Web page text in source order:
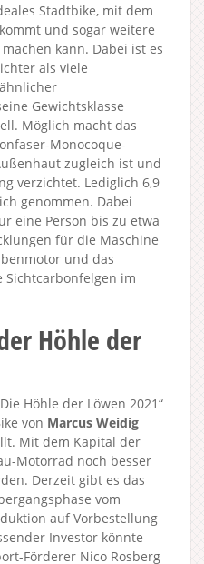
Stadtbike, mit dem
und sogar weitere
kann. Dabei ist es
als viele
Gewichtsklasse
Möglich macht das
Monocoque-
zugleich ist und
verzichtet. Lediglich 6,9
genommen. Dabei
eine Person bis zu etwa
für die Maschine
und das
im
Höhle der
Höhle der Löwen 2021“
von Marcus Weidig
Mit dem Kapital der
Motorrad noch besser
Derzeit gibt es das
vom
auf Vorbestellung
Investor könnte
Förderer Nico Rosberg